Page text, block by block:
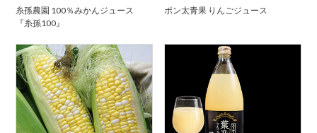
糸孫農園 100％みかんジュース
『糸孫100』
ポン太青果 りんごジュース